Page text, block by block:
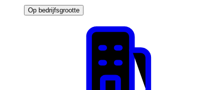
Op bedrijfsgrootte